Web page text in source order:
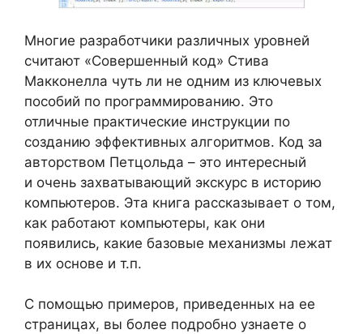
Многие разработчики различных уровней
считают «Совершенный код» Стива
Макконелла чуть ли не одним из ключевых
пособий по программированию. Это
отличные практические инструкции по
созданию эффективных алгоритмов. Код за
авторством Петцольда – это интересный
и очень захватывающий экскурс в историю
компьютеров. Эта книга рассказывает о том,
как работают компьютеры, как они
появились, какие базовые механизмы лежат
в их основе и т.п.
С помощью примеров, приведенных на ее
страницах, вы более подробно узнаете о